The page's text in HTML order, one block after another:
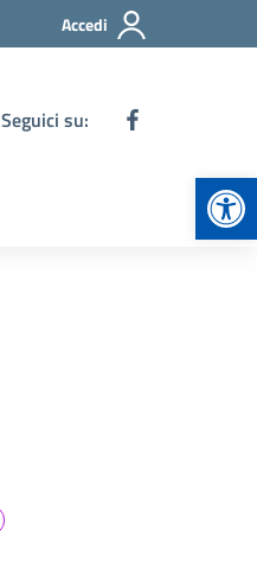
Accedi
Seguici su: